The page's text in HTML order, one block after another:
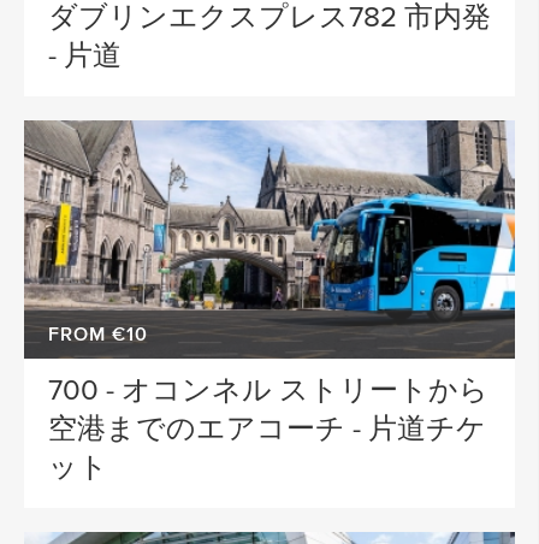
ダブリンエクスプレス782 市内発
- 片道
FROM €10
700 - オコンネル ストリートから
空港までのエアコーチ - 片道チケ
ット